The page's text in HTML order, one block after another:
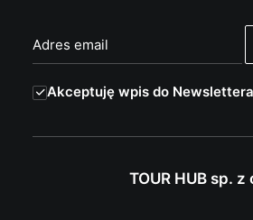
Akceptuję wpis do Newslettera
TOUR HUB sp. z